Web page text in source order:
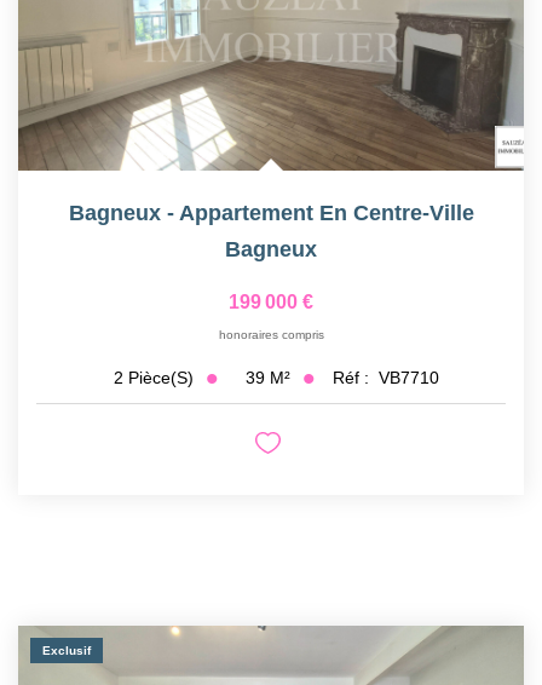
Bagneux - Appartement En Centre-Ville
Bagneux
199 000 €
honoraires compris
2 Pièce(s) 39 M² Réf : VB7710
Exclusif